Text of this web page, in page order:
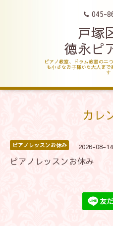
045-
戸塚
徳永ピ
ピアノ教室、ドラム教室の二
も小さなお子様から大人ま
す
カレ
ピアノレッスンお休み 2026-08-
ピアノレッスンお休み